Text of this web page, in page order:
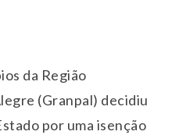
da Região
(Granpal) decidiu
por uma isenção